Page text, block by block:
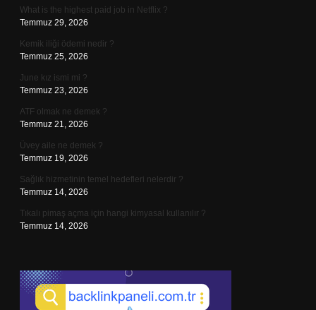
What is the highest paid job in Netflix ?
Temmuz 29, 2026
Kemik iliği ödemi nedir ?
Temmuz 25, 2026
June kız ismi mi ?
Temmuz 23, 2026
ATF olmak ne demek ?
Temmuz 21, 2026
Üvey aile ne demek ?
Temmuz 19, 2026
Sağlık hizmetinin temel hedefleri nelerdir ?
Temmuz 14, 2026
Tıkalı pimaş açma için hangi kimyasal kullanılır ?
Temmuz 14, 2026